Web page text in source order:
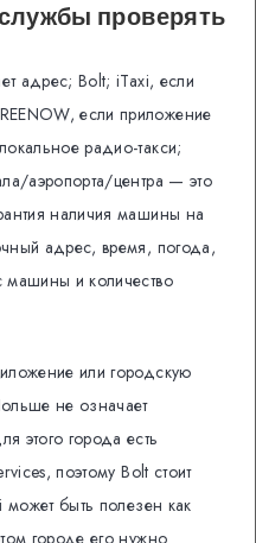
проверять
адрес; Bolt; iTaxi, если
если приложение
радио-такси;
аэропорта/центра — это
наличия машины на
адрес, время, погода,
машины и количество
или городскую
не означает
этого города есть
поэтому Bolt стоит
может быть полезен как
городе его нужно